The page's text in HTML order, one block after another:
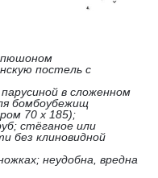
постель с
в сложенном
бомбоубежищ
70 х 185);
стёганое или
без клиновидной
неудобна, вредна